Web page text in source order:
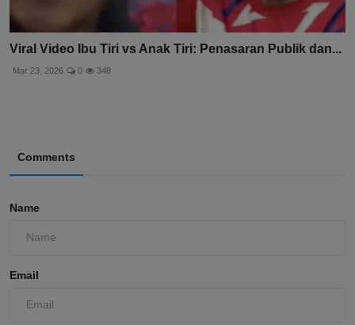
Viral Video Ibu Tiri vs Anak Tiri: Penasaran Publik dan...
Mar 23, 2026 0 348
Comments
Name
Email